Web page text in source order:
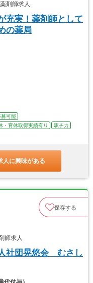
剤師求人
充実！薬剤師として
の薬局
募可能
・育休取得実績有り
駅チカ
人に興味がある
保存する
師求人
社団晃悠会 むさし